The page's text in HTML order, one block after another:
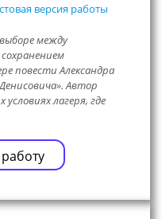
версия работы
между
повести Александра
Автор
лагеря, где